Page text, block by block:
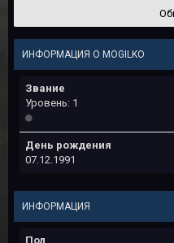
ИНФОРМАЦИЯ О MOGILKO
Звание
Уровень: 1
День рождения
07.12.1991
ИНФОРМАЦИЯ
Пол